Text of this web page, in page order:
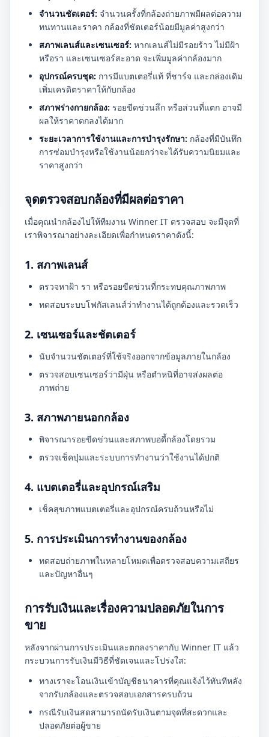
จำนวนชัตเตอร์: จำนวนครั้งที่กล้องถ่ายภาพมีผลต่อความ
ทนทานและราคา กล้องที่ชัตเตอร์น้อยมีมูลค่าสูงกว่า
สภาพเลนส์และเซนเซอร์: หากเลนส์ไม่มีรอยร้าว ไม่มีฝ้า
หรือรา และเซนเซอร์สะอาด จะเพิ่มมูลค่ากล้องมาก
อุปกรณ์ครบชุด: การมีแบตเตอรี่แท้ ที่ชาร์จ และกล่องเดิม
เพิ่มเครดิตราคาให้กับกล้อง
สภาพร่างกายกล้อง: รอยขีดข่วนลึก หรือส่วนที่แตก อาจมี
ผลให้ราคาตกลงได้มาก
ระยะเวลาการใช้งานและการบำรุงรักษา: กล้องที่มีบันทึก
การซ่อมบำรุงหรือใช้งานน้อยกว่าจะได้รับความนิยมและ
ราคาสูงกว่า
จุดตรวจสอบกล้องที่มีผลต่อราคา
เมื่อคุณนำกล้องไปให้ทีมงาน Winner IT ตรวจสอบ จะมีจุดที่
เราพิจารณาอย่างละเอียดเพื่อกำหนดราคาดังนี้:
1. สภาพเลนส์
ตรวจหาฝ้า รา หรือรอยขีดข่วนที่กระทบคุณภาพภาพ
ทดสอบระบบโฟกัสเลนส์ว่าทำงานได้ถูกต้องและรวดเร็ว
2. เซนเซอร์และชัตเตอร์
นับจำนวนชัตเตอร์ที่ใช้จริงออกจากข้อมูลภายในกล้อง
ตรวจสอบเซนเซอร์ว่ามีฝุ่น หรือตำหนิที่อาจส่งผลต่อ
ภาพถ่าย
3. สภาพภายนอกกล้อง
พิจารณารอยขีดข่วนและสภาพบอดี้กล้องโดยรวม
ตรวจเช็คปุ่มและระบบการทำงานว่าใช้งานได้ปกติ
4. แบตเตอรี่และอุปกรณ์เสริม
เช็คสุขภาพแบตเตอรี่และอุปกรณ์ครบถ้วนหรือไม่
5. การประเมินการทำงานของกล้อง
ทดสอบถ่ายภาพในหลายโหมดเพื่อตรวจสอบความเสถียร
และปัญหาอื่นๆ
การรับเงินและเรื่องความปลอดภัยในการ
ขาย
หลังจากผ่านการประเมินและตกลงราคากับ Winner IT แล้ว
กระบวนการรับเงินมีวิธีที่ชัดเจนและโปร่งใส:
ทางเราจะโอนเงินเข้าบัญชีธนาคารที่คุณแจ้งไว้ทันทีหลัง
จากรับกล้องและตรวจสอบเอกสารครบถ้วน
กรณีรับเงินสดสามารถนัดรับเงินตามจุดที่สะดวกและ
ปลอดภัยต่อผู้ขาย